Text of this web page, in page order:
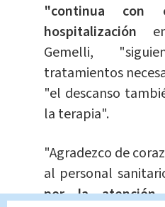
"continua con
hospitalización
Gemelli,
tratamientos
"el descanso
la terapia".
"Agradezco de
al personal
por la